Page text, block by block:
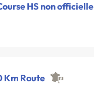
HS non officielle
Km Route